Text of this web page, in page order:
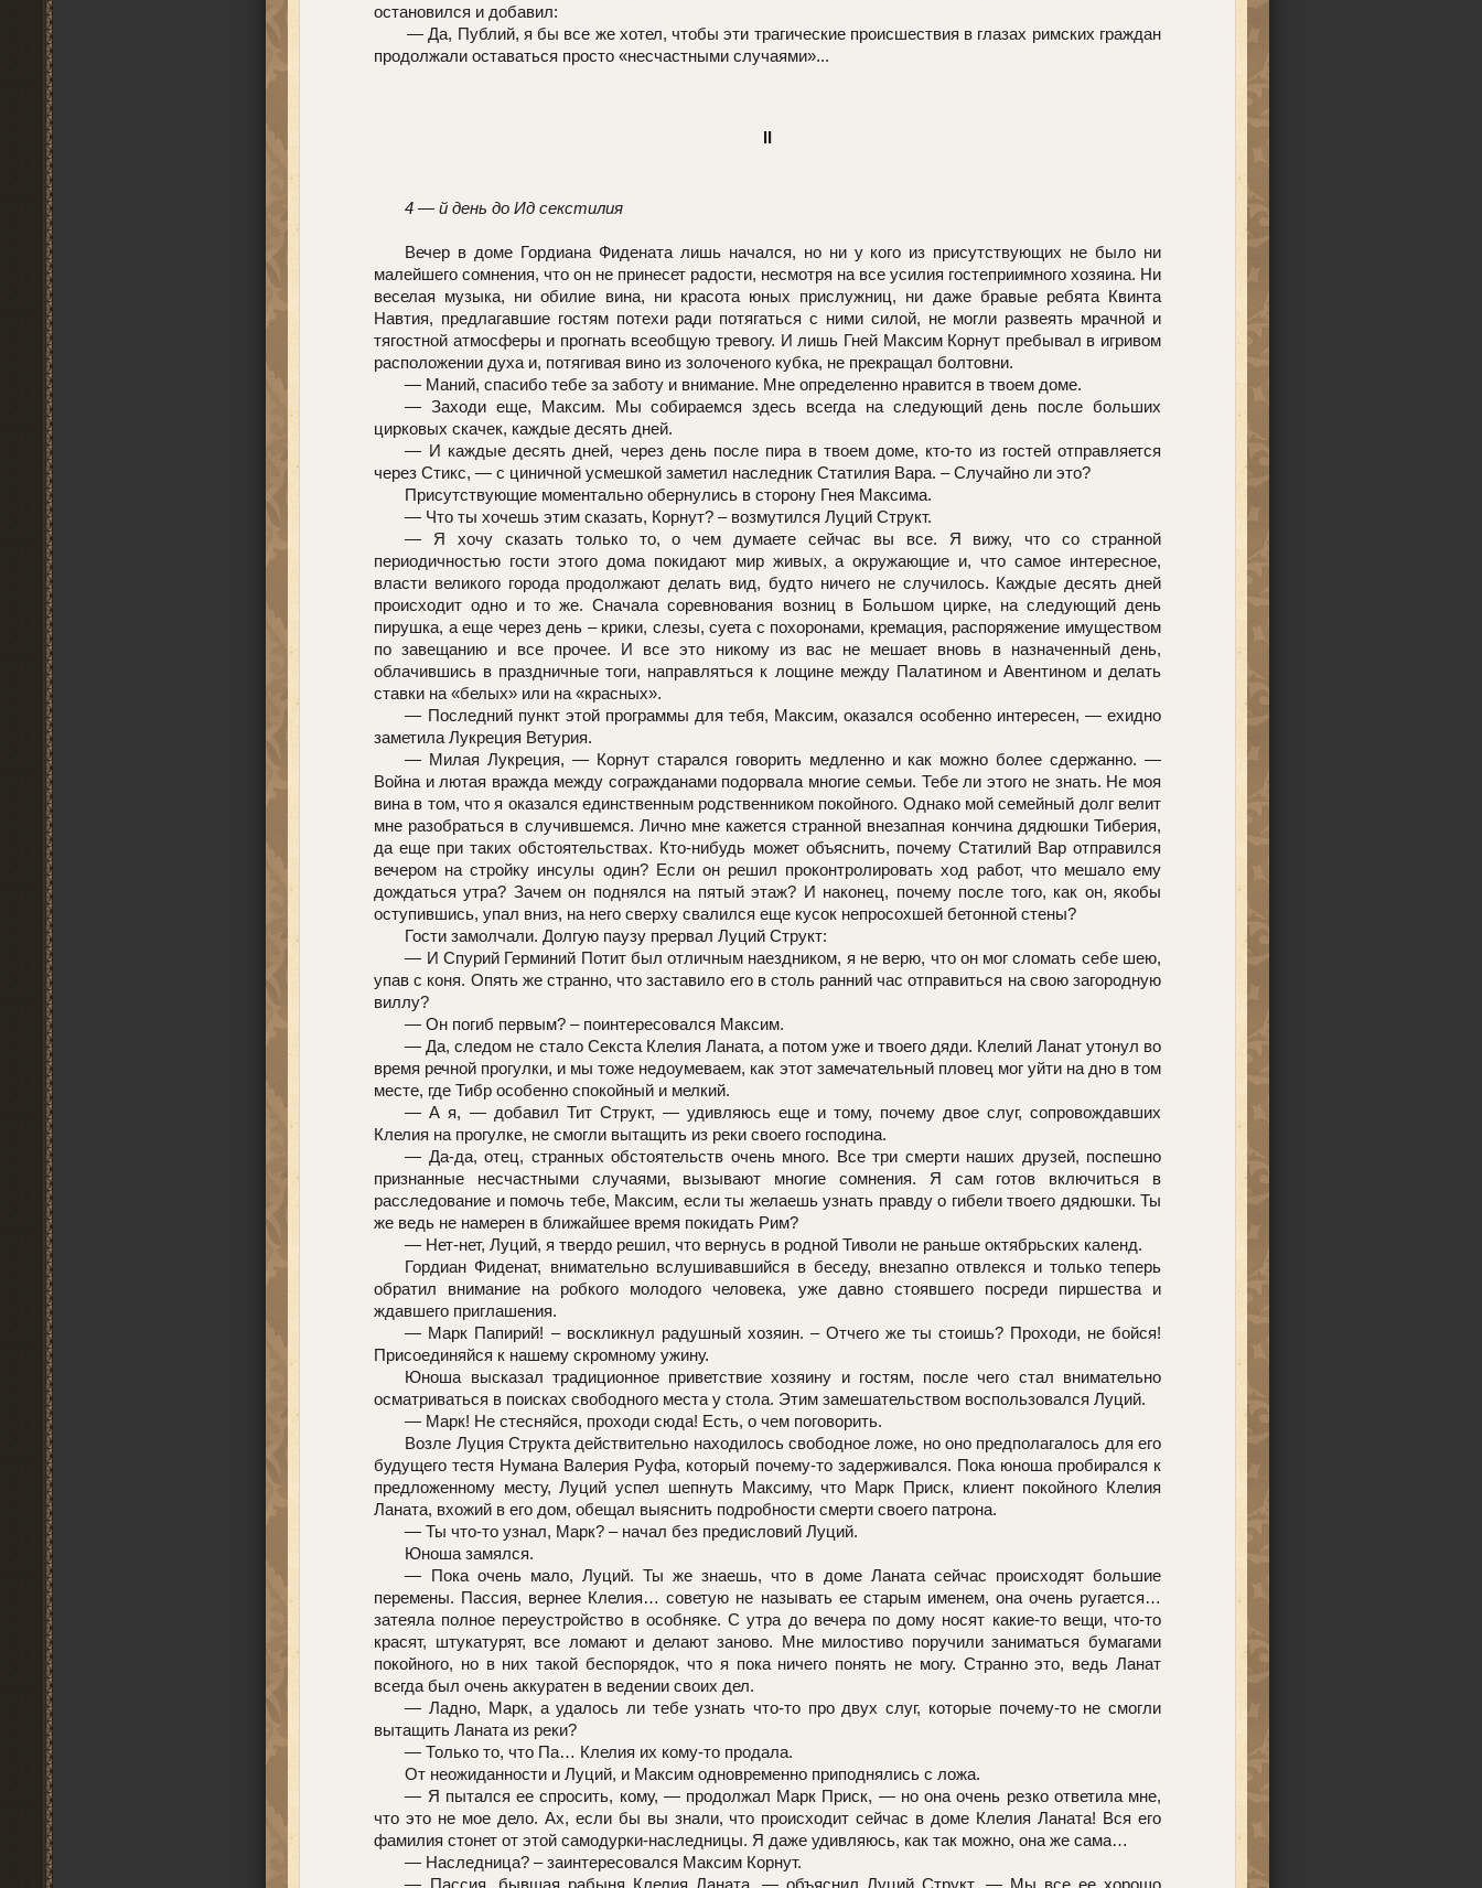
остановился и добавил:
— Да, Публий, я бы все же хотел, чтобы эти трагические происшествия в глазах римских граждан
продолжали оставаться просто «несчастными случаями»...
II
4 — й день до Ид секстилия
Вечер в доме Гордиана Фидената лишь начался, но ни у кого из присутствующих не было ни
малейшего сомнения, что он не принесет радости, несмотря на все усилия гостеприимного хозяина. Ни
веселая музыка, ни обилие вина, ни красота юных прислужниц, ни даже бравые ребята Квинта
Навтия, предлагавшие гостям потехи ради потягаться с ними силой, не могли развеять мрачной и
тягостной атмосферы и прогнать всеобщую тревогу. И лишь Гней Максим Корнут пребывал в игривом
расположении духа и, потягивая вино из золоченого кубка, не прекращал болтовни.
— Маний, спасибо тебе за заботу и внимание. Мне определенно нравится в твоем доме.
— Заходи еще, Максим. Мы собираемся здесь всегда на следующий день после больших
цирковых скачек, каждые десять дней.
— И каждые десять дней, через день после пира в твоем доме, кто-то из гостей отправляется
через Стикс, — с циничной усмешкой заметил наследник Статилия Вара. – Случайно ли это?
Присутствующие моментально обернулись в сторону Гнея Максима.
— Что ты хочешь этим сказать, Корнут? – возмутился Луций Структ.
— Я хочу сказать только то, о чем думаете сейчас вы все. Я вижу, что со странной
периодичностью гости этого дома покидают мир живых, а окружающие и, что самое интересное,
власти великого города продолжают делать вид, будто ничего не случилось. Каждые десять дней
происходит одно и то же. Сначала соревнования возниц в Большом цирке, на следующий день
пирушка, а еще через день – крики, слезы, суета с похоронами, кремация, распоряжение имуществом
по завещанию и все прочее. И все это никому из вас не мешает вновь в назначенный день,
облачившись в праздничные тоги, направляться к лощине между Палатином и Авентином и делать
ставки на «белых» или на «красных».
— Последний пункт этой программы для тебя, Максим, оказался особенно интересен, — ехидно
заметила Лукреция Ветурия.
— Милая Лукреция, — Корнут старался говорить медленно и как можно более сдержанно. —
Война и лютая вражда между согражданами подорвала многие семьи. Тебе ли этого не знать. Не моя
вина в том, что я оказался единственным родственником покойного. Однако мой семейный долг велит
мне разобраться в случившемся. Лично мне кажется странной внезапная кончина дядюшки Тиберия,
да еще при таких обстоятельствах. Кто-нибудь может объяснить, почему Статилий Вар отправился
вечером на стройку инсулы один? Если он решил проконтролировать ход работ, что мешало ему
дождаться утра? Зачем он поднялся на пятый этаж? И наконец, почему после того, как он, якобы
оступившись, упал вниз, на него сверху свалился еще кусок непросохшей бетонной стены?
Гости замолчали. Долгую паузу прервал Луций Структ:
— И Спурий Герминий Потит был отличным наездником, я не верю, что он мог сломать себе шею,
упав с коня. Опять же странно, что заставило его в столь ранний час отправиться на свою загородную
виллу?
— Он погиб первым? – поинтересовался Максим.
— Да, следом не стало Секста Клелия Ланата, а потом уже и твоего дяди. Клелий Ланат утонул во
время речной прогулки, и мы тоже недоумеваем, как этот замечательный пловец мог уйти на дно в том
месте, где Тибр особенно спокойный и мелкий.
— А я, — добавил Тит Структ, — удивляюсь еще и тому, почему двое слуг, сопровождавших
Клелия на прогулке, не смогли вытащить из реки своего господина.
— Да-да, отец, странных обстоятельств очень много. Все три смерти наших друзей, поспешно
признанные несчастными случаями, вызывают многие сомнения. Я сам готов включиться в
расследование и помочь тебе, Максим, если ты желаешь узнать правду о гибели твоего дядюшки. Ты
же ведь не намерен в ближайшее время покидать Рим?
— Нет-нет, Луций, я твердо решил, что вернусь в родной Тиволи не раньше октябрьских календ.
Гордиан Фиденат, внимательно вслушивавшийся в беседу, внезапно отвлекся и только теперь
обратил внимание на робкого молодого человека, уже давно стоявшего посреди пиршества и
ждавшего приглашения.
— Марк Папирий! – воскликнул радушный хозяин. – Отчего же ты стоишь? Проходи, не бойся!
Присоединяйся к нашему скромному ужину.
Юноша высказал традиционное приветствие хозяину и гостям, после чего стал внимательно
осматриваться в поисках свободного места у стола. Этим замешательством воспользовался Луций.
— Марк! Не стесняйся, проходи сюда! Есть, о чем поговорить.
Возле Луция Структа действительно находилось свободное ложе, но оно предполагалось для его
будущего тестя Нумана Валерия Руфа, который почему-то задерживался. Пока юноша пробирался к
предложенному месту, Луций успел шепнуть Максиму, что Марк Приск, клиент покойного Клелия
Ланата, вхожий в его дом, обещал выяснить подробности смерти своего патрона.
— Ты что-то узнал, Марк? – начал без предисловий Луций.
Юноша замялся.
— Пока очень мало, Луций. Ты же знаешь, что в доме Ланата сейчас происходят большие
перемены. Пассия, вернее Клелия… советую не называть ее старым именем, она очень ругается…
затеяла полное переустройство в особняке. С утра до вечера по дому носят какие-то вещи, что-то
красят, штукатурят, все ломают и делают заново. Мне милостиво поручили заниматься бумагами
покойного, но в них такой беспорядок, что я пока ничего понять не могу. Странно это, ведь Ланат
всегда был очень аккуратен в ведении своих дел.
— Ладно, Марк, а удалось ли тебе узнать что-то про двух слуг, которые почему-то не смогли
вытащить Ланата из реки?
— Только то, что Па… Клелия их кому-то продала.
От неожиданности и Луций, и Максим одновременно приподнялись с ложа.
— Я пытался ее спросить, кому, — продолжал Марк Приск, — но она очень резко ответила мне,
что это не мое дело. Ах, если бы вы знали, что происходит сейчас в доме Клелия Ланата! Вся его
фамилия стонет от этой самодурки-наследницы. Я даже удивляюсь, как так можно, она же сама…
— Наследница? – заинтересовался Максим Корнут.
— Пассия, бывшая рабыня Клелия Ланата, — объяснил Луций Структ. — Мы все ее хорошо